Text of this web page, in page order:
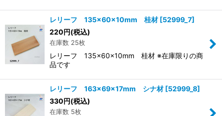
レリーフ 135×60×10mm 桂材 [52999_7]
220円(税込)
在庫数 25枚
レリーフ 135×60×10mm 桂材 ※在庫限りの商
品です
レリーフ 163×69×17mm シナ材 [52999_8]
330円(税込)
在庫数 5枚